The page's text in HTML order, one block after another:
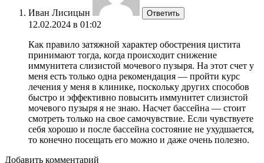
Иван Лисицын Ответить
12.02.2024 в 01:02
Как правило затяжной характер обострения цистита
принимают тогда, когда происходит снижение
иммунитета слизистой мочевого пузыря. На этот счет у
меня есть только одна рекомендация — пройти курс
лечения у меня в клинике, поскольку других способов
быстро и эффективно повысить иммунитет слизистой
мочевого пузыря я не знаю. Насчет бассейна — стоит
смотреть только на свое самочувствие. Если чувствуете
себя хорошо и после бассейна состояние не ухудшается,
то конечно посещать его можно и даже очень полезно.
Добавить комментарий